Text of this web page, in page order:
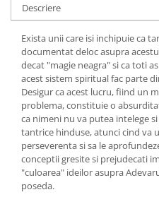
Biografii, Memorii, Jurnale
Carti pentru Adolescenti,
Adult
Crime, Thriller, Mistery
Literatura Romana
Literatura Universala
Poezie
Romane de dragoste, Carti
romantice
Descriere
Exista unii care isi inchipuie ca
documentat deloc asupra
decat "magie neagra" si ca toti
acest sistem spiritual fac parte
Desigur ca acest lucru, fiind un
problema, constituie o
ca nimeni nu va putea intelege
tantrice hinduse, atunci cind va
perseverenta si sa le
conceptii gresite si prejudecati
"culoarea" ideilor asupra
poseda.